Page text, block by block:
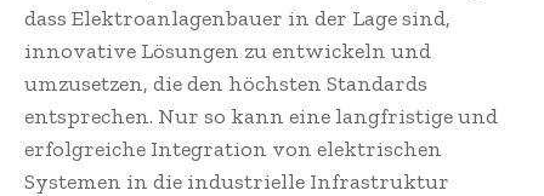
dass Elektroanlagenbauer in der Lage sind,
innovative Lösungen zu entwickeln und
umzusetzen, die den höchsten Standards
entsprechen. Nur so kann eine langfristige und
erfolgreiche Integration von elektrischen
Systemen in die industrielle Infrastruktur